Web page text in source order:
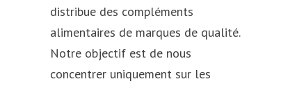
distribue des compléments
alimentaires de marques de qualité.
Notre objectif est de nous
concentrer uniquement sur les